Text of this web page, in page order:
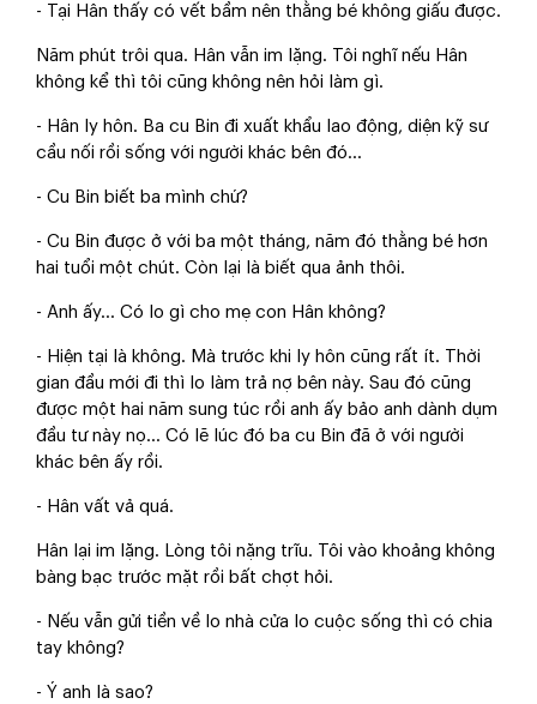
- Tại Hân thấy có vết bầm nên thằng bé không giấu được.
Năm phút trôi qua. Hân vẫn im lặng. Tôi nghĩ nếu Hân
không kể thì tôi cũng không nên hỏi làm gì.
- Hân ly hôn. Ba cu Bin đi xuất khẩu lao động, diện kỹ sư
cầu nối rồi sống với người khác bên đó...
- Cu Bin biết ba mình chứ?
- Cu Bin được ở với ba một tháng, năm đó thằng bé hơn
hai tuổi một chút. Còn lại là biết qua ảnh thôi.
- Anh ấy... Có lo gì cho mẹ con Hân không?
- Hiện tại là không. Mà trước khi ly hôn cũng rất ít. Thời
gian đầu mới đi thì lo làm trả nợ bên này. Sau đó cũng
được một hai năm sung túc rồi anh ấy bảo anh dành dụm
đầu tư này nọ... Có lẽ lúc đó ba cu Bin đã ở với người
khác bên ấy rồi.
- Hân vất vả quá.
Hân lại im lặng. Lòng tôi nặng trĩu. Tôi vào khoảng không
bàng bạc trước mặt rồi bất chợt hỏi.
- Nếu vẫn gửi tiền về lo nhà cửa lo cuộc sống thì có chia
tay không?
- Ý anh là sao?